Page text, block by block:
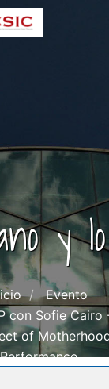
y
Evento
con Sofie Cairo
of
Performance